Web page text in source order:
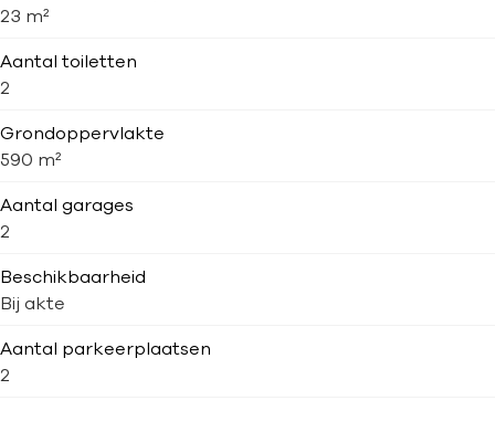
23 m²
Aantal toiletten
2
Grondoppervlakte
590 m²
Aantal garages
2
Beschikbaarheid
Bij akte
Aantal parkeerplaatsen
2